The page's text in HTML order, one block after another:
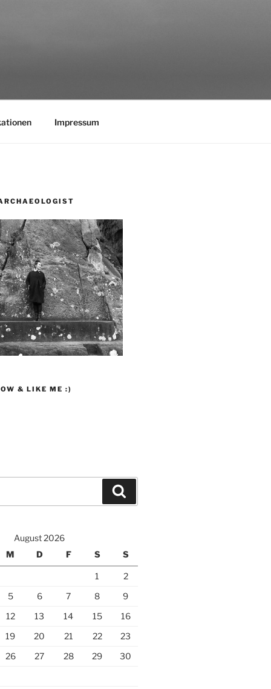
Impressum
& LIKE ME :)
August 2026
M
D F S S
1
2
5
6 7 8
9
12
13 14 15
16
19
20 21 22
23
26
27 28 29 30